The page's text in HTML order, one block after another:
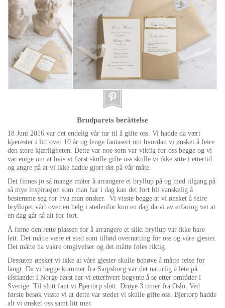
Brudparets berättelse
18 Juni 2016 var det endelig vår tur til å gifte oss. Vi hadde da vært
kjærester i litt over 10 år og lenge fantasert om hvordan vi ønsket å feire
den store kjærligheten. Dette var noe som var viktig for oss begge og vi
var enige om at hvis vi først skulle gifte oss skulle vi ikke sitte i ettertid
og angre på at vi ikke hadde gjort det på vår måte.
Det finnes jo så mange måter å arrangere et bryllup på og med tilgang på
så mye inspirasjon som man har i dag kan det fort bli vanskelig å
bestemme seg for hva man ønsker. Vi visste begge at vi ønsket å feire
bryllupet vårt over en helg i stedenfor kun en dag da vi av erfaring vet at
en dag går så alt for fort.
Å finne den rette plassen for å arrangere et slikt bryllup var ikke bare
lett. Det måtte være et sted som tilbød overnatting for oss og våre gjester.
Det måtte ha vakre omgivelser og det måtte føles riktig.
Dessuten ønsket vi ikke at våre gjester skulle behøve å måtte reise for
langt. Da vi begge kommer fra Sarpsborg var det naturlig å lete på
Østlandet i Norge først før vi etterhvert begynte å se etter områder i
Sverige. Til slutt fant vi Bjertorp slott. Drøye 3 timer fra Oslo. Ved
første besøk visste vi at dette var stedet vi skulle gifte oss. Bjertorp hadde
alt vi ønsket oss samt litt mer.